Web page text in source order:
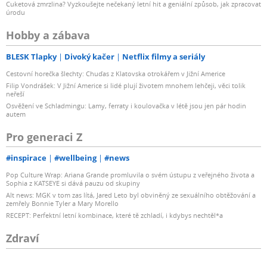
Cuketová zmrzlina? Vyzkoušejte nečekaný letní hit a geniální způsob, jak zpracovat
úrodu
Hobby a zábava
BLESK Tlapky Divoký kačer Netflix filmy a seriály
Cestovní horečka šlechty: Chuďas z Klatovska otrokářem v Jižní Americe
Filip Vondrášek: V Jižní Americe si lidé plují životem mnohem lehčeji, věci tolik
neřeší
Osvěžení ve Schladmingu: Lamy, ferraty i koulovačka v létě jsou jen pár hodin
autem
Pro generaci Z
#inspirace #wellbeing #news
Pop Culture Wrap: Ariana Grande promluvila o svém ústupu z veřejného života a
Sophia z KATSEYE si dává pauzu od skupiny
Alt news: MGK v tom zas lítá, Jared Leto byl obviněný ze sexuálního obtěžování a
zemřely Bonnie Tyler a Mary Morello
RECEPT: Perfektní letní kombinace, které tě zchladí, i kdybys nechtěl*a
Zdraví